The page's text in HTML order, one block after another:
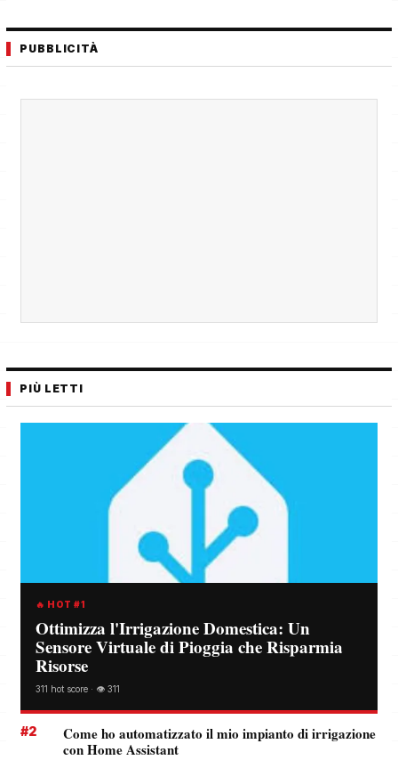
PUBBLICITÀ
PIÙ LETTI
🔥 HOT #1
Ottimizza l'Irrigazione Domestica: Un
Sensore Virtuale di Pioggia che Risparmia
Risorse
311 hot score · 👁️ 311
#2
Come ho automatizzato il mio impianto di irrigazione
con Home Assistant